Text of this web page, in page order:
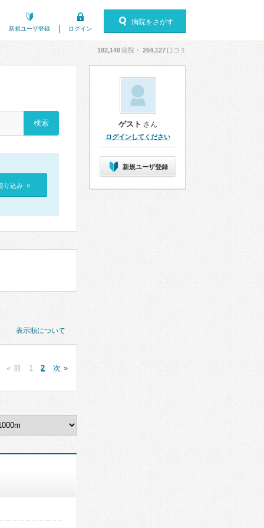
新規ユーザ登録 ログイン
病院をさがす
182,148病院・ 264,127 口コミ
り込み »
表示順について
« 前 1 2 次 »
ゲスト さん
ログインしてください
新規ユーザ登録